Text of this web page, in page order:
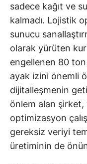
sadece kağıt ve
kalmadı. Lojistik
sunucu
olarak yürüten
engellenen 80
ayak izini önemli
dijitalleşmenin
önlem alan
optimizasyon
gereksiz veriyi
üretiminin de